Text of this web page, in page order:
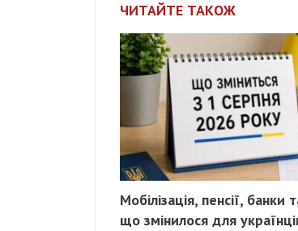
ЧИТАЙТЕ ТАКОЖ
Мобілізація, пенсії, банки
що змінилося для